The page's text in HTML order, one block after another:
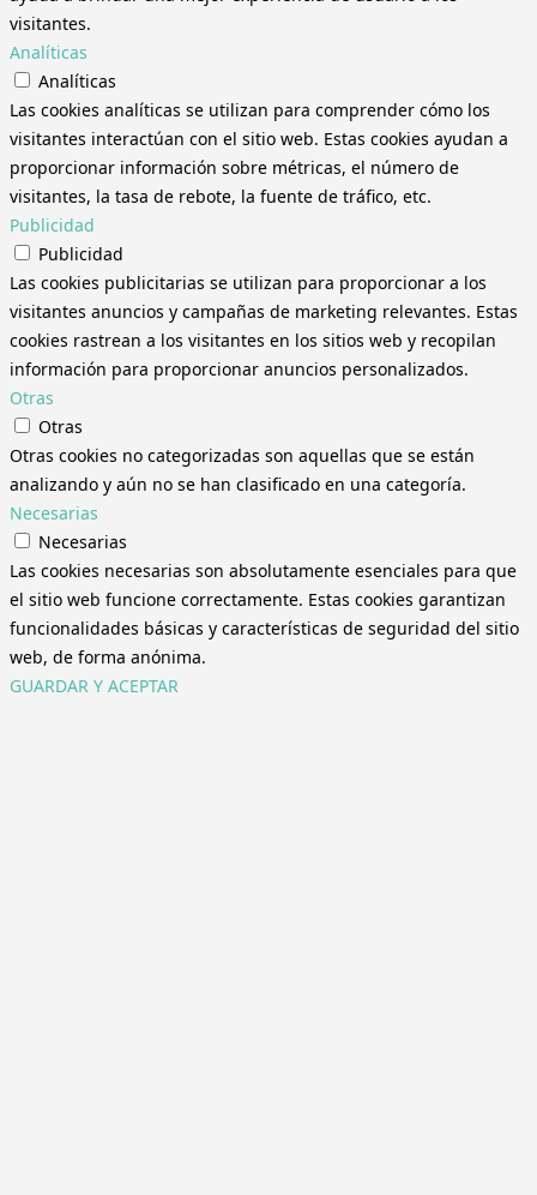
visitantes.
Analíticas
Analíticas
Las cookies analíticas se utilizan para comprender cómo los
visitantes interactúan con el sitio web. Estas cookies ayudan a
proporcionar información sobre métricas, el número de
visitantes, la tasa de rebote, la fuente de tráfico, etc.
Publicidad
Publicidad
Las cookies publicitarias se utilizan para proporcionar a los
visitantes anuncios y campañas de marketing relevantes. Estas
cookies rastrean a los visitantes en los sitios web y recopilan
información para proporcionar anuncios personalizados.
Otras
Otras
Otras cookies no categorizadas son aquellas que se están
analizando y aún no se han clasificado en una categoría.
Necesarias
Necesarias
Las cookies necesarias son absolutamente esenciales para que
el sitio web funcione correctamente. Estas cookies garantizan
funcionalidades básicas y características de seguridad del sitio
web, de forma anónima.
GUARDAR Y ACEPTAR